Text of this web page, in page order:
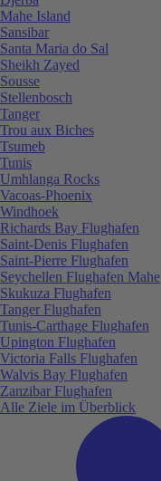
Mahe Island
Sansibar
Santa Maria do Sal
Sheikh Zayed
Sousse
Stellenbosch
Tanger
Trou aux Biches
Tsumeb
Tunis
Umhlanga Rocks
Vacoas-Phoenix
Windhoek
Richards Bay Flughafen
Saint-Denis Flughafen
Saint-Pierre Flughafen
Seychellen Flughafen Mahe
Skukuza Flughafen
Tanger Flughafen
Tunis-Carthage Flughafen
Upington Flughafen
Victoria Falls Flughafen
Walvis Bay Flughafen
Zanzibar Flughafen
Alle Ziele im Überblick